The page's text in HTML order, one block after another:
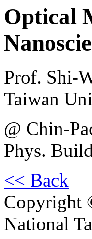
Optical
Prof. Shi-
Taiwan
@ Chin-
Phys.
<< Back
Copyright
National